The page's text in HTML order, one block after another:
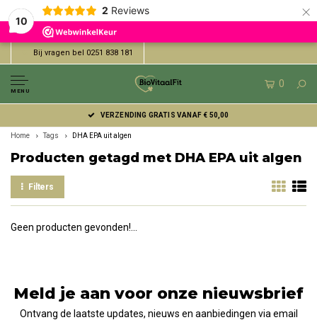
10
2 Reviews ×
Bij vragen bel 0251 838 181
MENU
0
VERZENDING GRATIS VANAF € 50,00
Home Tags DHA EPA uit algen
Producten getagd met DHA EPA uit algen
Filters
Geen producten gevonden!...
Meld je aan voor onze nieuwsbrief
Ontvang de laatste updates, nieuws en aanbiedingen via email